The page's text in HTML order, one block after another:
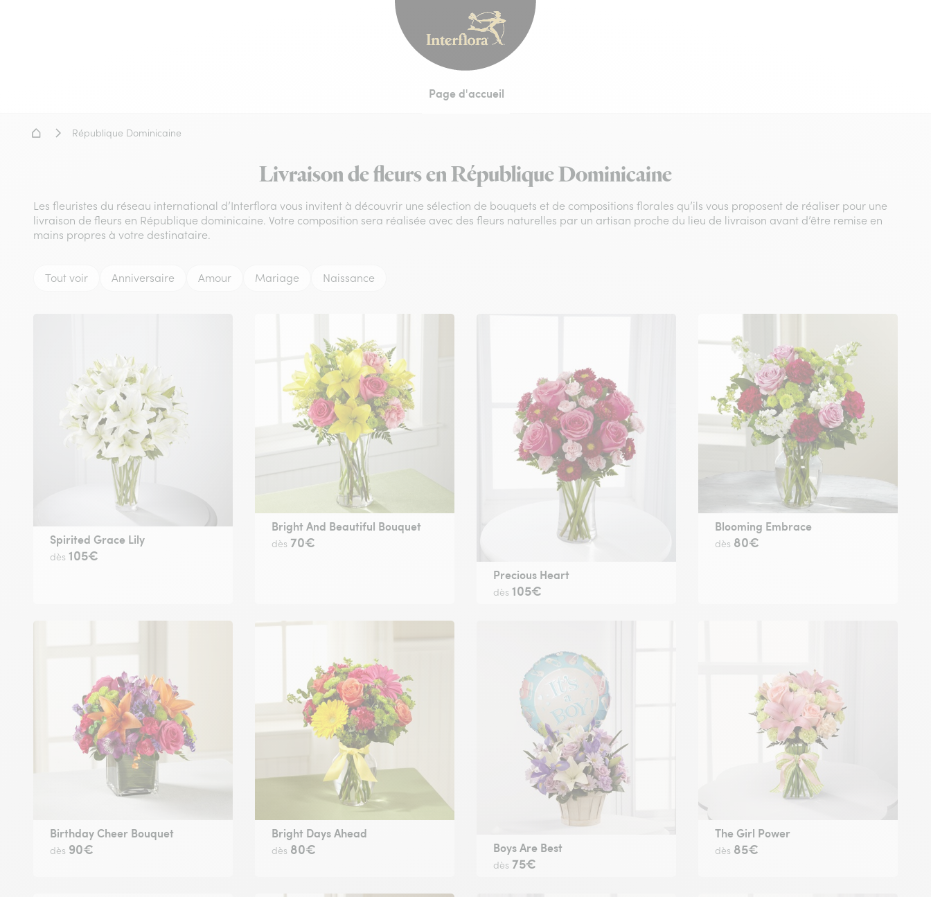
Page d'accueil
Accueil - Livraison fleurs
République Dominicaine
Livraison de fleurs en République Dominicaine
Les fleuristes du réseau international d’Interflora vous invitent à découvrir une sélection de bouquets et de compositions florales qu’ils vous proposent de réaliser pour une
livraison de fleurs en République dominicaine. Votre composition sera réalisée avec des fleurs naturelles par un artisan proche du lieu de livraison avant d’être remise en
mains propres à votre destinataire.
Tout voir Anniversaire Amour Mariage Naissance
Spirited Grace Lily
dès 105€
Bright And Beautiful Bouquet
dès 70€
Precious Heart
dès 105€
Blooming Embrace
dès 80€
Birthday Cheer Bouquet
dès 90€
Bright Days Ahead
dès 80€ Boys Are Best
dès 75€
The Girl Power
dès 85€